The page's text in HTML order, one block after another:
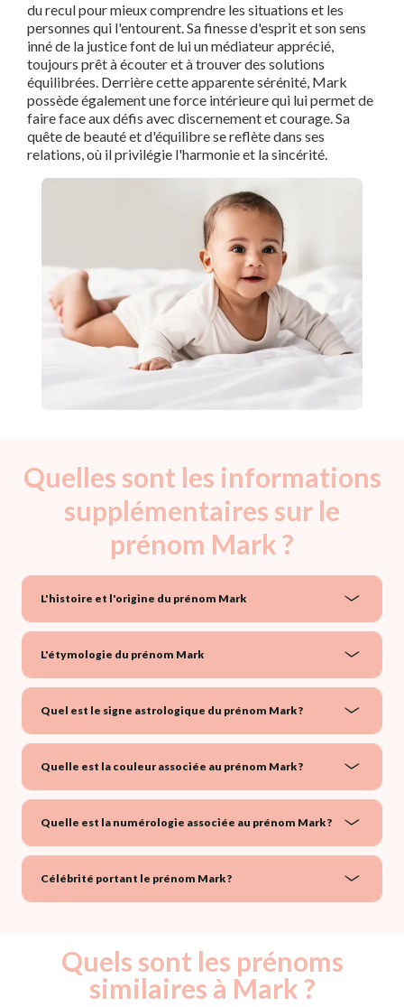
du recul pour mieux comprendre les situations et les
personnes qui l'entourent. Sa finesse d'esprit et son sens
inné de la justice font de lui un médiateur apprécié,
toujours prêt à écouter et à trouver des solutions
équilibrées. Derrière cette apparente sérénité, Mark
possède également une force intérieure qui lui permet de
faire face aux défis avec discernement et courage. Sa
quête de beauté et d'équilibre se reflète dans ses
relations, où il privilégie l'harmonie et la sincérité.
Quelles sont les informations
supplémentaires sur le
prénom Mark ?
L'histoire et l'origine du prénom Mark
L'étymologie du prénom Mark
Quel est le signe astrologique du prénom Mark ?
Quelle est la couleur associée au prénom Mark ?
Quelle est la numérologie associée au prénom Mark ?
Célébrité portant le prénom Mark ?
Quels sont les prénoms
similaires à Mark ?